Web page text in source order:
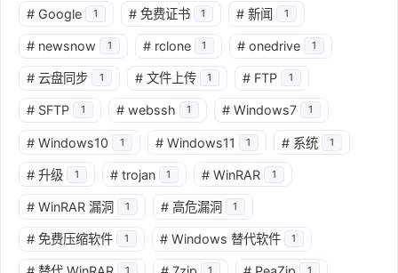
# Google 1 # 免费证书 1 # 新闻 1
# newsnow 1 # rclone 1 # onedrive 1
# 云盘同步 1 # 文件上传 1 # FTP 1
# SFTP 1 # webssh 1 # Windows7 1
# Windows10 1 # Windows11 1 # 系统 1
# 升级 1 # trojan 1 # WinRAR 1
# WinRAR 漏洞 1 # 高危漏洞 1
# 免费压缩软件 1 # Windows 替代软件 1